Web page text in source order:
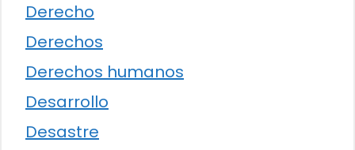
Derecho
Derechos
Derechos humanos
Desarrollo
Desastre